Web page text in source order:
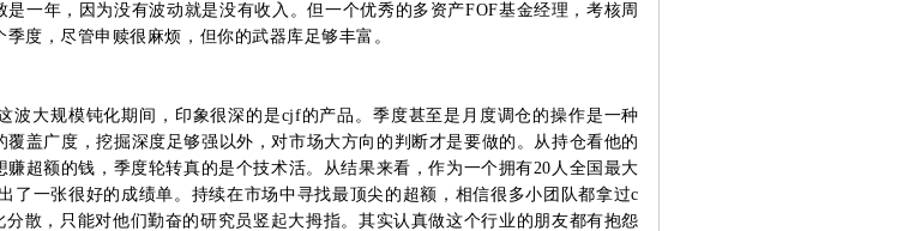
是一年，因为没有波动就是没有收入。但一个优秀的多资产FOF基金经理，考核周
度，尽管申赎很麻烦，但你的武器库足够丰富。
波大规模钝化期间，印象很深的是cjf的产品。 季度甚至是月度调仓的操作是一种
覆盖广度，挖掘深度足够强以外，对市场大方向的判断才是要做的。 从持仓看他的
超额的钱，季度轮转真的是个技术活。 从结果来看，作为一个拥有20人全国最大
了一张很好的成绩单。 持续在市场中寻找最顶尖的超额，相信很多小团队都拿过c
散，只能对他们勤奋的研究员竖起大拇指。 其实认真做这个行业的朋友都有抱怨